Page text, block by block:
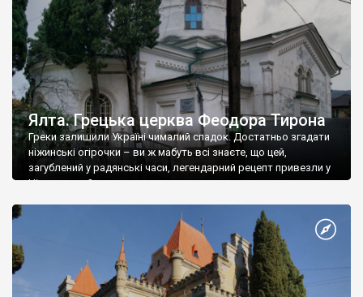
Ялта. Грецька церква Феодора Тирона
Греки залишили Україні чималий спадок. Достатньо згадати
ніжинські огірочки – ви ж мабуть всі знаєте, що цей,
загублений у радянські часи, легендарний рецепт привезли у
Ніжин греки?